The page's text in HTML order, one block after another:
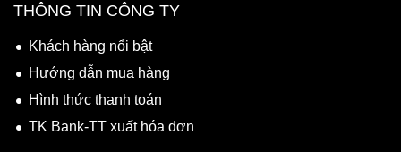
THÔNG TIN CÔNG TY
Khách hàng nổi bật
Hướng dẫn mua hàng
Hình thức thanh toán
TK Bank-TT xuất hóa đơn